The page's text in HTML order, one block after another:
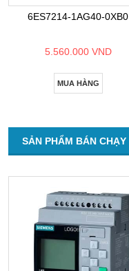
6ES7214-1AG40-0XB0
5.560.000 VND
MUA HÀNG
SẢN PHẨM BÁN CHẠY